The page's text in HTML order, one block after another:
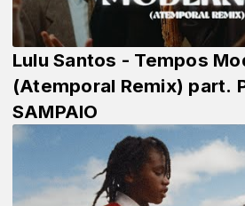
Lulu Santos - Tempos
(Atemporal Remix) part.
SAMPAIO